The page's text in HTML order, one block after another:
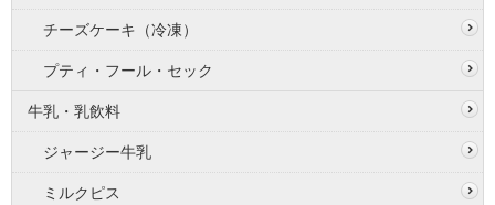
チーズケーキ（冷凍）
プティ・フール・セック
牛乳・乳飲料
ジャージー牛乳
ミルクピス